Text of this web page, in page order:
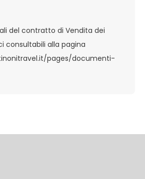
del contratto di Vendita dei
consultabili alla pagina
pages/documenti-